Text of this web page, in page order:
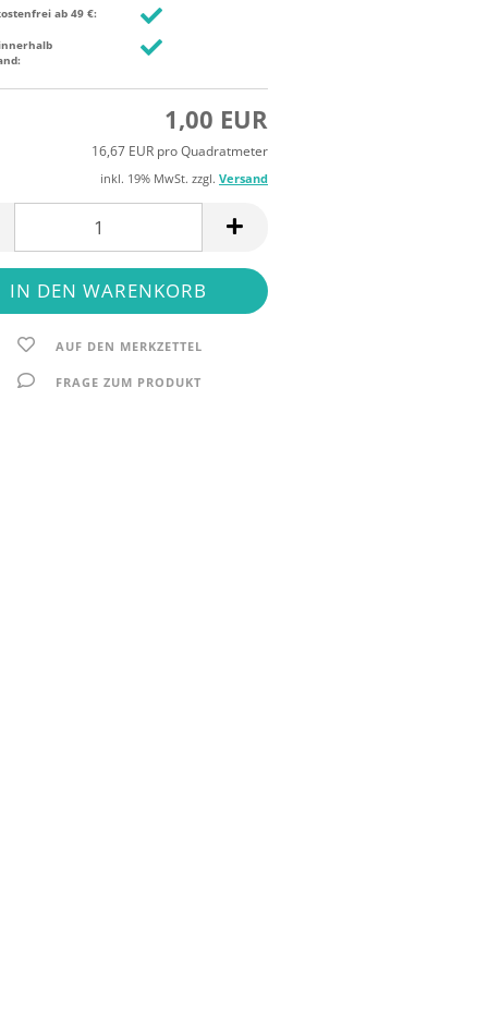
ab 49 €:
1,00 EUR
16,67 EUR pro Quadratmeter
inkl. 19% MwSt. zzgl. Versand
AUF DEN MERKZETTEL
FRAGE ZUM PRODUKT